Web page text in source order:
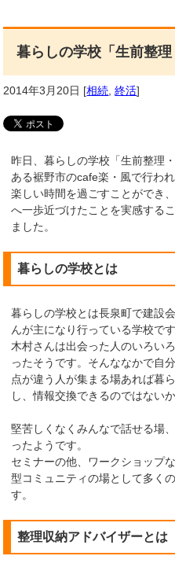
暮らしの学校「生前整理
2014年3月20日 [相続 ,終活]
昨日、暮らしの学校「生前整理
ある裾野市のcafe楽・風で行わ
楽しい時間を過ごすことができ
へ一歩近づけたことを実感する
ました。
暮らしの学校とは
暮らしの学校とは長泉町で建設
んが主になり行っている学校です
木村さんは出会った人のいろい
ったそうです。そんななかで自
点が違う人が集まる場あれば暮
し、情報交換できるのではない
堅苦しくなくみんなで話せる場
ったようです。
セミナーの他、ワークショップ
型コミュニティの場として多く
す。
整理収納アドバイザーとは